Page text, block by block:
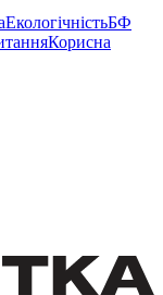
ЕкологічністьБФ
Корисна